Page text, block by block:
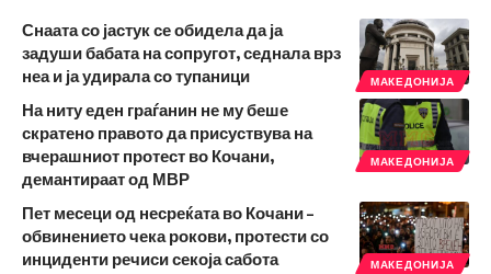
МАКЕДОНИЈА
Снаата со јастук се обидела да ја
задуши бабата на сопругот, седнала врз
неа и ја удирала со тупаници
МАКЕДОНИЈА
На ниту еден граѓанин не му беше
скратено правото да присуствува на
вчерашниот протест во Кочани,
демантираат од МВР
МАКЕДОНИЈА
Пет месеци од несреќата во Кочани –
обвинението чека рокови, протести со
инциденти речиси секоја сабота